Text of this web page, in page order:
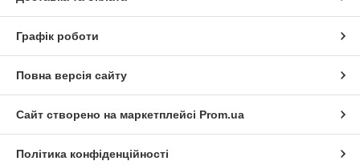
Графік роботи
Повна версія сайту
Сайт створено на маркетплейсі Prom.ua
Політика конфіденційності